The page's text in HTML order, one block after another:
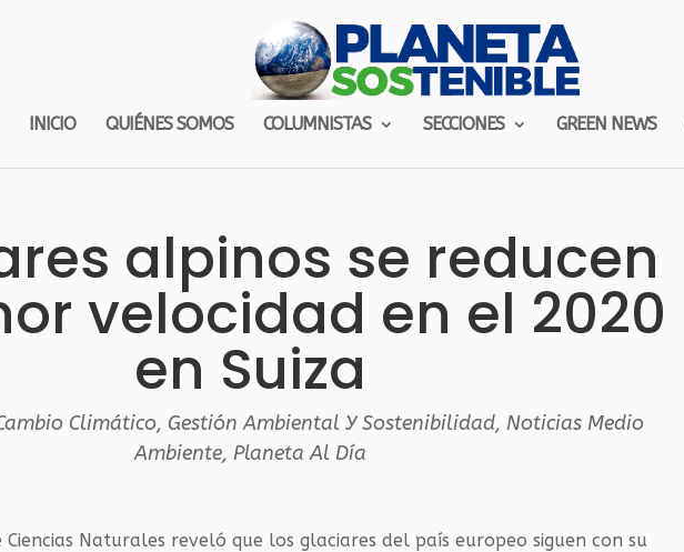
INICIO QUIÉNES SOMOS COLUMNISTAS SECCIONES GREEN NEWS
alpinos se reducen
velocidad en el 2020
en Suiza
Climático, Gestión Ambiental Y Sostenibilidad, Noticias Medio
Ambiente, Planeta Al Día
Ciencias Naturales reveló que los glaciares del país europeo siguen con su